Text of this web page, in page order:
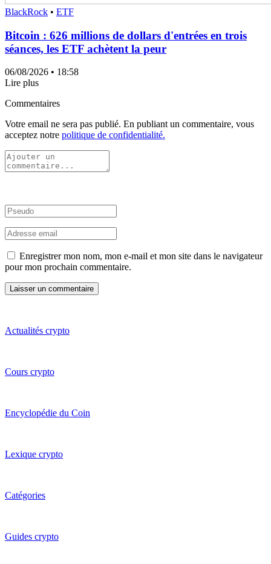
BlackRock • ETF
Bitcoin : 626 millions de dollars d'entrées en trois
séances, les ETF achètent la peur
06/08/2026 • 18:58
Lire plus
Commentaires
Votre email ne sera pas publié. En publiant un commentaire, vous
acceptez notre politique de confidentialité.
Enregistrer mon nom, mon e-mail et mon site dans le navigateur
pour mon prochain commentaire.
Actualités crypto
Cours crypto
Encyclopédie du Coin
Lexique crypto
Catégories
Guides crypto